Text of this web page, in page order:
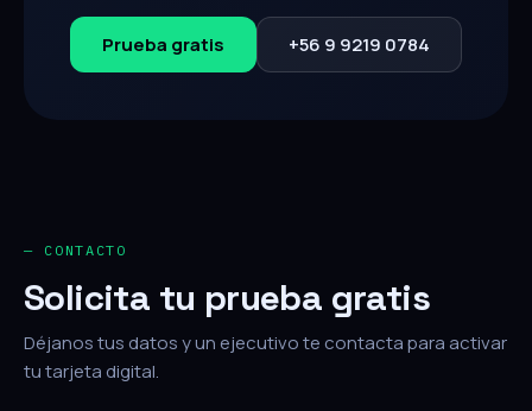
Prueba gratis +56 9 9219 0784
— CONTACTO
Solicita tu prueba gratis
Déjanos tus datos y un ejecutivo te contacta para activar
tu tarjeta digital.